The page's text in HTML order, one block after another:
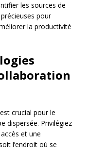
les sources de
pour
la productivité
est crucial pour le
dispersée. Privilégiez
et une
l’endroit où se